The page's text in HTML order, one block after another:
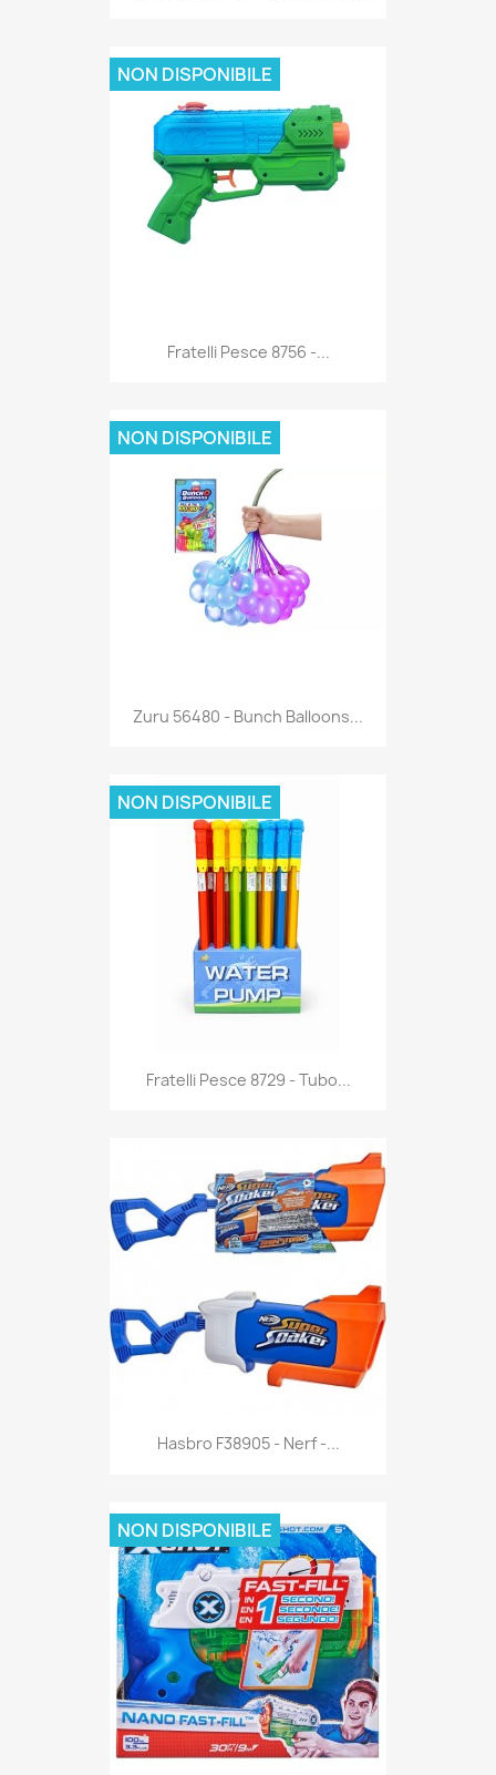
Anteprima
Fratelli Pesce 8756 -...
NON DISPONIBILE
Anteprima
Zuru 56480 - Bunch Balloons...
NON DISPONIBILE
Anteprima
Fratelli Pesce 8729 - Tubo...
NON DISPONIBILE
 Anteprima
Hasbro F38905 - Nerf -...
NON DISPONIBILE